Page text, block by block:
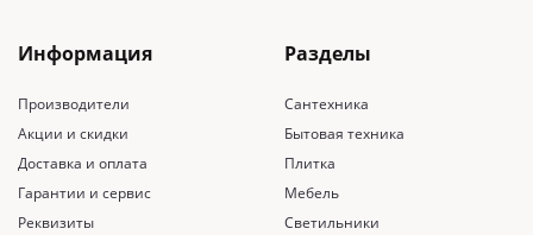
Информация
Производители
Акции и скидки
Доставка и оплата
Гарантии и сервис
Реквизиты
Разделы
Сантехника
Бытовая техника
Плитка
Мебель
Светильники